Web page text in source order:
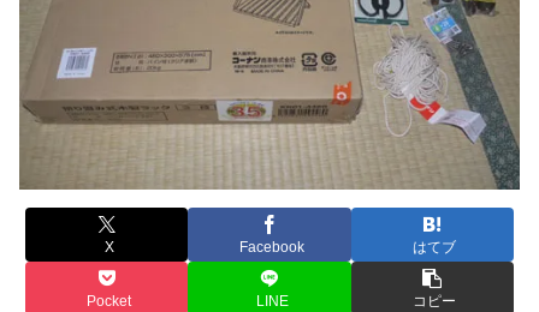
X Facebook はてブ
Pocket LINE コピー